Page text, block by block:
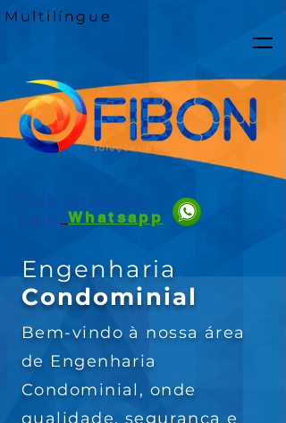
Multilíngue
Whatsapp
Engenharia
Condominial
Bem-vindo à nossa área
de Engenharia
Condominial, onde
qualidade, segurança e